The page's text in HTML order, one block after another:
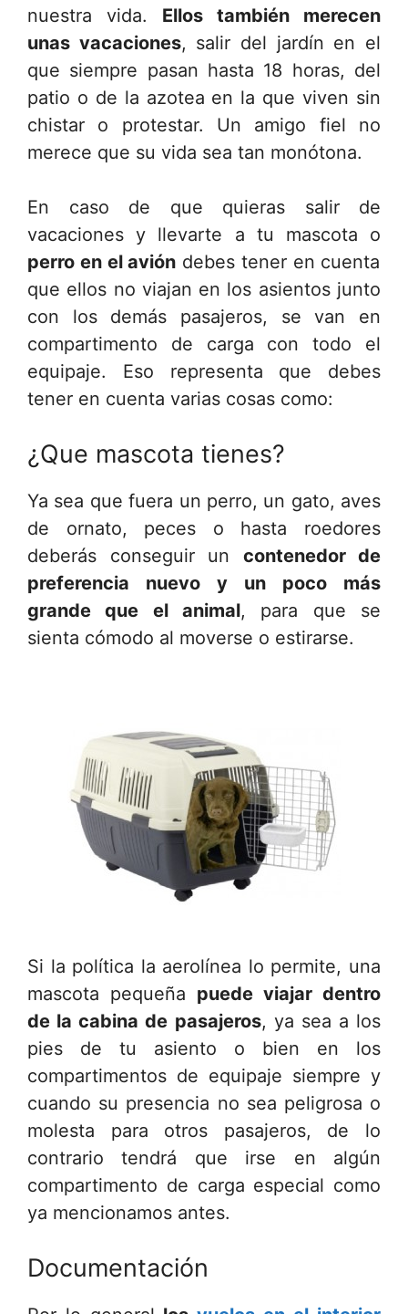
nuestra vida. Ellos también merecen
unas vacaciones, salir del jardín en el
que siempre pasan hasta 18 horas, del
patio o de la azotea en la que viven sin
chistar o protestar. Un amigo fiel no
merece que su vida sea tan monótona.
En caso de que quieras salir de
vacaciones y llevarte a tu mascota o
perro en el avión debes tener en cuenta
que ellos no viajan en los asientos junto
con los demás pasajeros, se van en
compartimento de carga con todo el
equipaje. Eso representa que debes
tener en cuenta varias cosas como:
¿Que mascota tienes?
Ya sea que fuera un perro, un gato, aves
de ornato, peces o hasta roedores
deberás conseguir un contenedor de
preferencia nuevo y un poco más
grande que el animal, para que se
sienta cómodo al moverse o estirarse.
Si la política la aerolínea lo permite, una
mascota pequeña puede viajar dentro
de la cabina de pasajeros, ya sea a los
pies de tu asiento o bien en los
compartimentos de equipaje siempre y
cuando su presencia no sea peligrosa o
molesta para otros pasajeros, de lo
contrario tendrá que irse en algún
compartimento de carga especial como
ya mencionamos antes.
Documentación